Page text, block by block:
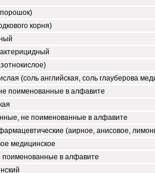
корня)
(соль английская, соль глауберова
поименованные в алфавите
не поименованные в алфавите
(аирное, анисовое,
медицинское
в алфавите